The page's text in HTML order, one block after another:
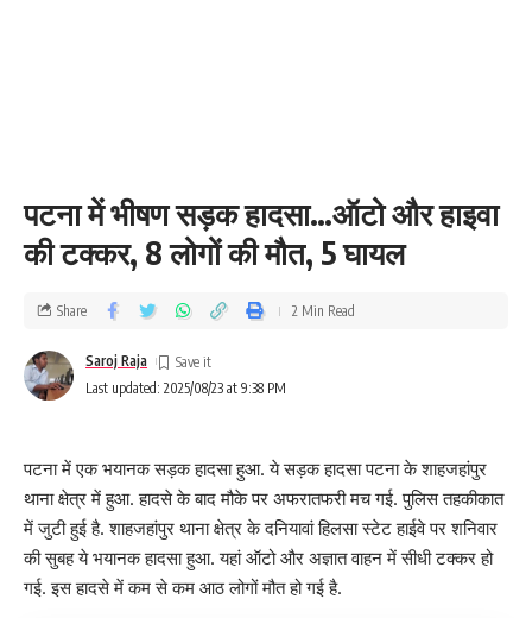
पटना में भीषण सड़क हादसा…ऑटो और हाइवा
की टक्कर, 8 लोगों की मौत, 5 घायल
Last updated: 2025/08/23 at 9:38 PM
Saroj Raja
Share 2 Min Read
पटना में एक भयानक सड़क हादसा हुआ. ये सड़क हादसा पटना के शाहजहांपुर
थाना क्षेत्र में हुआ. हादसे के बाद मौके पर अफरातफरी मच गई. पुलिस तहकीकात
में जुटी हुई है. शाहजहांपुर थाना क्षेत्र के दनियावां हिलसा स्टेट हाईवे पर शनिवार
की सुबह ये भयानक हादसा हुआ. यहां ऑटो और अज्ञात वाहन में सीधी टक्कर हो
गई. इस हादसे में कम से कम आठ लोगों मौत हो गई है.